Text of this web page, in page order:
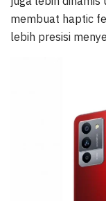
membuat haptic
lebih presisi